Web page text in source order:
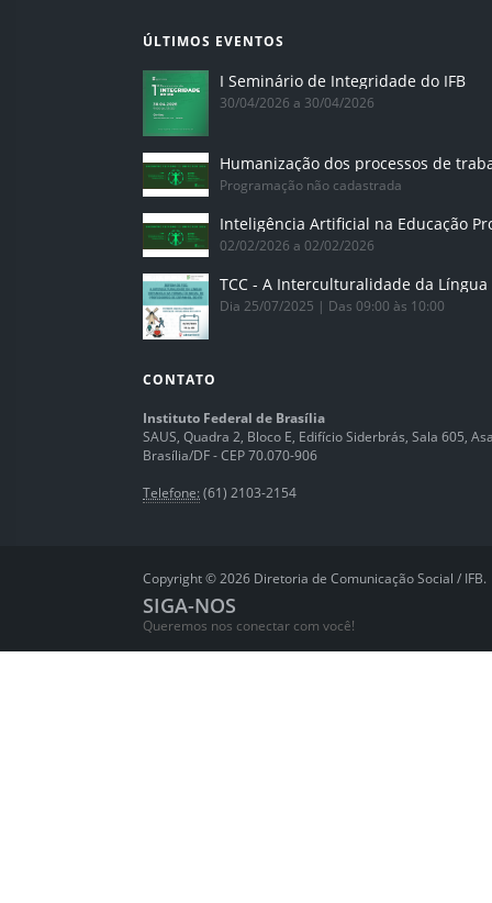
ÚLTIMOS EVENTOS
I Seminário de Integridade do IFB
30/04/2026 a 30/04/2026
Humanização dos processos de
Programação não cadastrada
02/02/2026 a 02/02/2026
Dia 25/07/2025 | Das 09:00 às 10:00
CONTATO
Instituto Federal de Brasília
SAUS, Quadra 2, Bloco E, Edifício Siderbrás, Sala 605,
Brasília/DF - CEP 70.070-906
Telefone: (61) 2103-2154
Copyright © 2026 Diretoria de Comunicação Social / IFB.
SIGA-NOS
Queremos nos conectar com você!